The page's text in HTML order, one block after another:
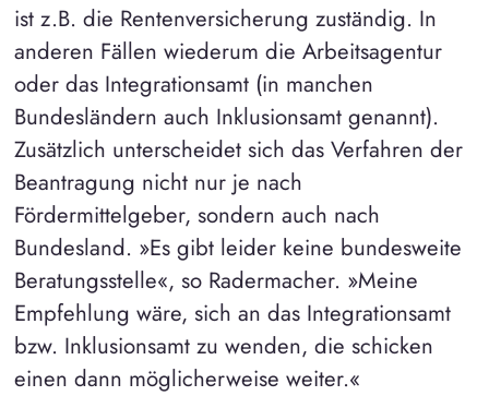
ist z.B. die Rentenversicherung zuständig. In
anderen Fällen wiederum die Arbeitsagentur
oder das Integrationsamt (in manchen
Bundesländern auch Inklusionsamt genannt).
Zusätzlich unterscheidet sich das Verfahren der
Beantragung nicht nur je nach
Fördermittelgeber, sondern auch nach
Bundesland. »Es gibt leider keine bundesweite
Beratungsstelle«, so Radermacher. »Meine
Empfehlung wäre, sich an das Integrationsamt
bzw. Inklusionsamt zu wenden, die schicken
einen dann möglicherweise weiter.«